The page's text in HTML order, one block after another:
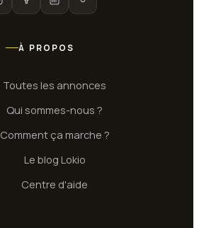
À PROPOS
Toutes les annonces
Qui sommes-nous ?
Comment ça marche ?
Le blog Lokio
Centre d'aide